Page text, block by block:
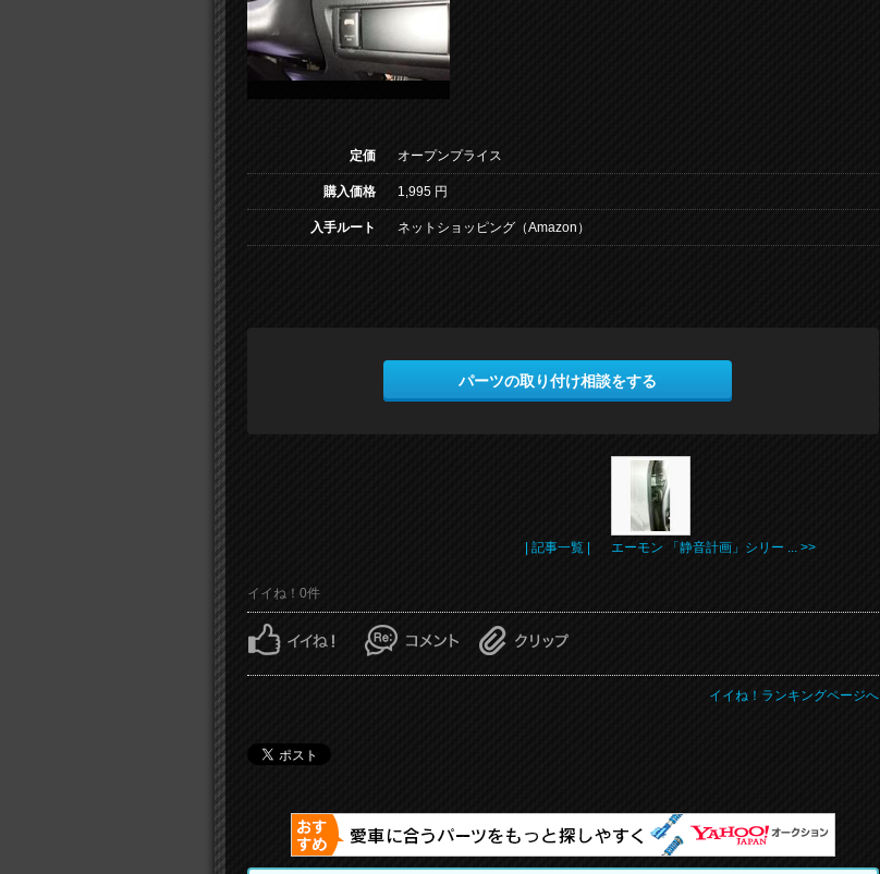
定価 オープンプライス
購入価格 1,995 円
入手ルート ネットショッピング（Amazon）
パーツの取り付け相談をする
| 記事一覧 | エーモン 「静音計画」シリー ... >>
イイね！0件
イイね！ランキングページへ